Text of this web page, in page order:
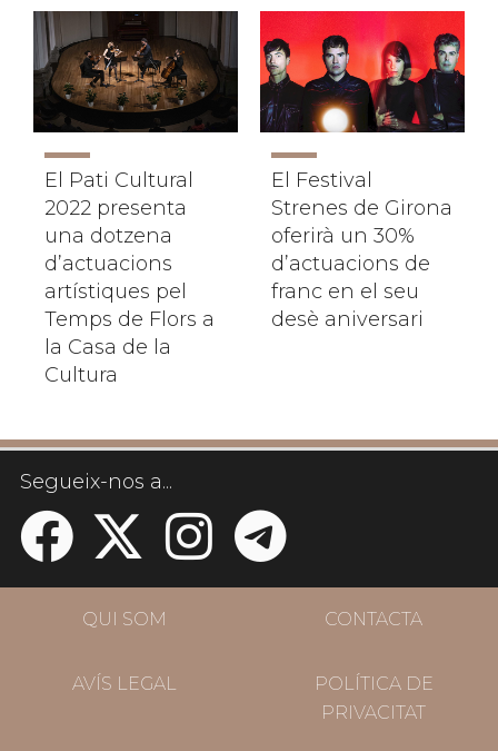
El Pati Cultural
2022 presenta
una dotzena
d’actuacions
artístiques pel
Temps de Flors a
la Casa de la
Cultura
El Festival
Strenes de Girona
oferirà un 30%
d’actuacions de
franc en el seu
desè aniversari
Segueix-nos a...
QUI SOM CONTACTA
AVÍS LEGAL
POLÍTICA DE
PRIVACITAT